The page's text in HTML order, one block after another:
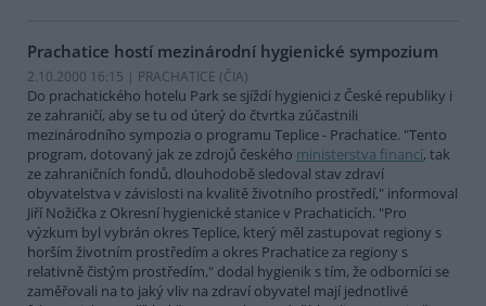
Prachatice hostí mezinárodní hygienické sympozium
2.10.2000 16:15 | PRACHATICE (ČIA)
Do prachatického hotelu Park se sjíždí hygienici z České republiky i
ze zahraničí, aby se tu od úterý do čtvrtka zúčastnili
mezinárodního sympozia o programu Teplice - Prachatice. "Tento
program, dotovaný jak ze zdrojů českého ministerstva financí, tak
ze zahraničních fondů, dlouhodobě sledoval stav zdraví
obyvatelstva v závislosti na kvalitě životního prostředí," informoval
Jiří Nožička z Okresní hygienické stanice v Prachaticích. "Pro
výzkum byl vybrán okres Teplice, který měl zastupovat regiony s
horším životním prostředím a okres Prachatice za regiony s
relativně čistým prostředím," dodal hygienik s tím, že odborníci se
zaměřovali na to jaký vliv na zdraví obyvatel mají jednotlivé